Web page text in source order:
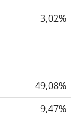
3,02%
49,08%
9,47%